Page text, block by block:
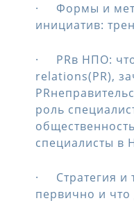
· Формы и
инициатив:
· PRв НПО:
relations(PR),
роль
специалисты в
· Стратегия и
первично и что